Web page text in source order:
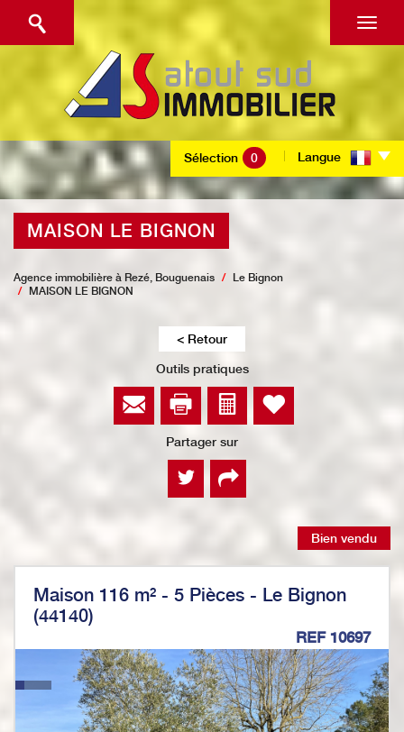
Sélection 0 Langue
MAISON LE BIGNON
Agence immobilière à Rezé, Bouguenais
Le Bignon
MAISON LE BIGNON
< Retour
Outils pratiques
Partager sur
Bien vendu
Maison 116 m² - 5 Pièces - Le Bignon
(44140)
REF 10697